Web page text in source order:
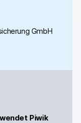
GmbH
Piwik